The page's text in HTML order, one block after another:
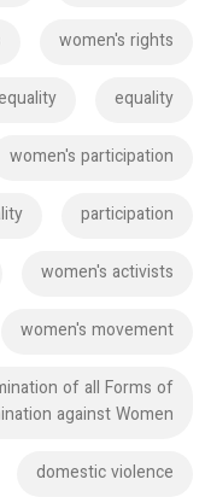
women's rights
equality
women's participation
participation
women's activists
women's movement
of all Forms of
against Women
domestic violence